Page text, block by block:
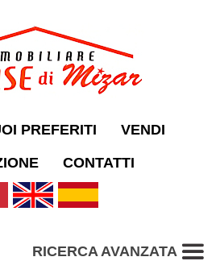
PREFERITI VENDI
CONTATTI
RICERCA AVANZATA